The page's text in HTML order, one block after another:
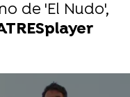
de 'El Nudo',